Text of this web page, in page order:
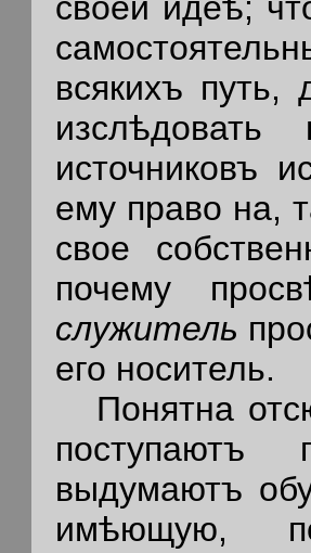
всякихъ путь,
источниковъ
ему право на,
свое
почему
служитель
его носитель.
Понятна
поступаютъ
выдумаютъ
имѣющую,